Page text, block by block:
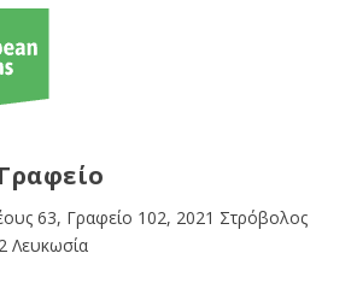
63, Γραφείο 102, 2021 Στρόβολος
Λευκωσία